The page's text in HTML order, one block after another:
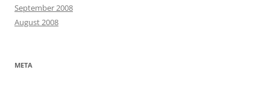
September 2008
August 2008
META